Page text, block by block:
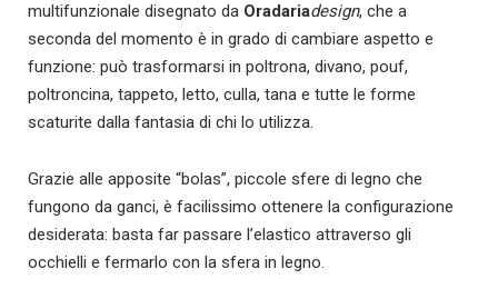
multifunzionale disegnato da Oradariadesign, che a
seconda del momento è in grado di cambiare aspetto e
funzione: può trasformarsi in poltrona, divano, pouf,
poltroncina, tappeto, letto, culla, tana e tutte le forme
scaturite dalla fantasia di chi lo utilizza.
Grazie alle apposite “bolas”, piccole sfere di legno che
fungono da ganci, è facilissimo ottenere la configurazione
desiderata: basta far passare l’elastico attraverso gli
occhielli e fermarlo con la sfera in legno.